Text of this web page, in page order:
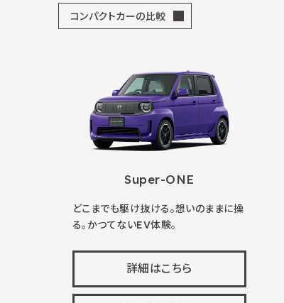
コンパクトカーの比較
Super-ONE
どこまでも駆け抜ける。想いのままに操
る。かつてないEV体験。
詳細はこちら